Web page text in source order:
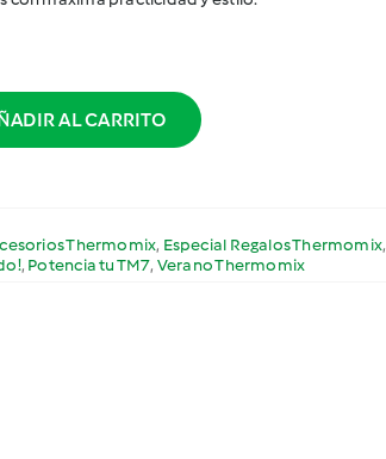
AL CARRITO
Thermomix, Especial Regalos Thermomix,
, Potencia tu TM7, Verano Thermomix